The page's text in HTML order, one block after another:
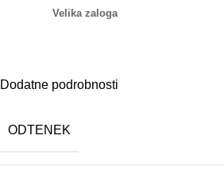
Velika zaloga
Dodatne podrobnosti
ODTENEK